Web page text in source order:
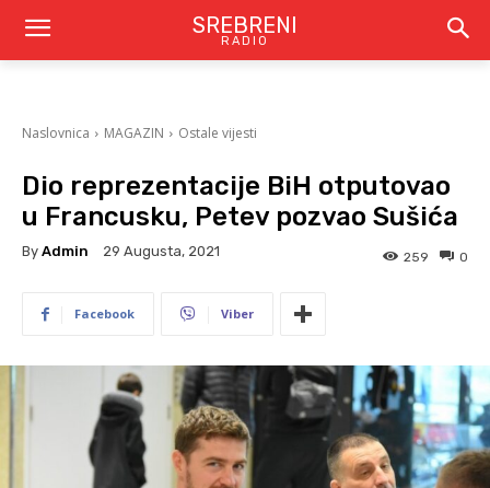
SREBRENI
RADIO
Naslovnica MAGAZIN Ostale vijesti
Dio reprezentacije BiH otputovao
u Francusku, Petev pozvao Sušića
By Admin 29 Augusta, 2021 0
259
Facebook Viber